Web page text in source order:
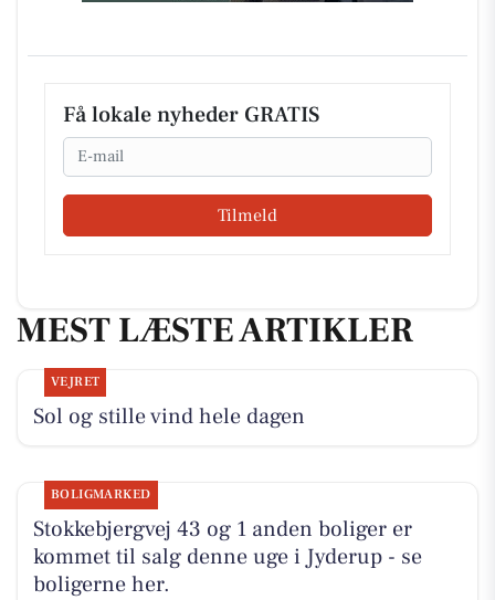
Få lokale nyheder GRATIS
Email
Tilmeld
MEST LÆSTE ARTIKLER
VEJRET
Sol og stille vind hele dagen
BOLIGMARKED
Stokkebjergvej 43 og 1 anden boliger er
kommet til salg denne uge i Jyderup - se
boligerne her.